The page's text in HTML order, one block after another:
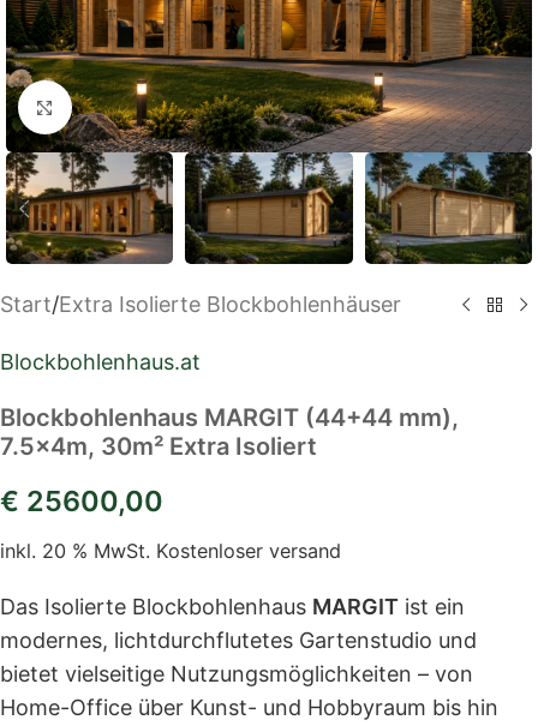
Klick zum Vergrößern
Start/Extra Isolierte Blockbohlenhäuser
Blockbohlenhaus.at
Blockbohlenhaus MARGIT (44+44 mm),
7.5x4m, 30m² Extra Isoliert
€ 25600,00
inkl. 20 % MwSt. Kostenloser versand
Das Isolierte Blockbohlenhaus MARGIT ist ein
modernes, lichtdurchflutetes Gartenstudio und
bietet vielseitige Nutzungsmöglichkeiten – von
Home-Office über Kunst- und Hobbyraum bis hin